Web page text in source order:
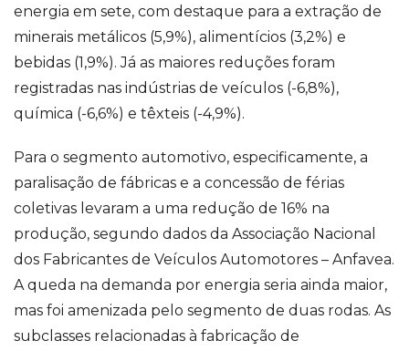
energia em sete, com destaque para a extração de
minerais metálicos (5,9%), alimentícios (3,2%) e
bebidas (1,9%). Já as maiores reduções foram
registradas nas indústrias de veículos (-6,8%),
química (-6,6%) e têxteis (-4,9%).
Para o segmento automotivo, especificamente, a
paralisação de fábricas e a concessão de férias
coletivas levaram a uma redução de 16% na
produção, segundo dados da Associação Nacional
dos Fabricantes de Veículos Automotores – Anfavea.
A queda na demanda por energia seria ainda maior,
mas foi amenizada pelo segmento de duas rodas. As
subclasses relacionadas à fabricação de